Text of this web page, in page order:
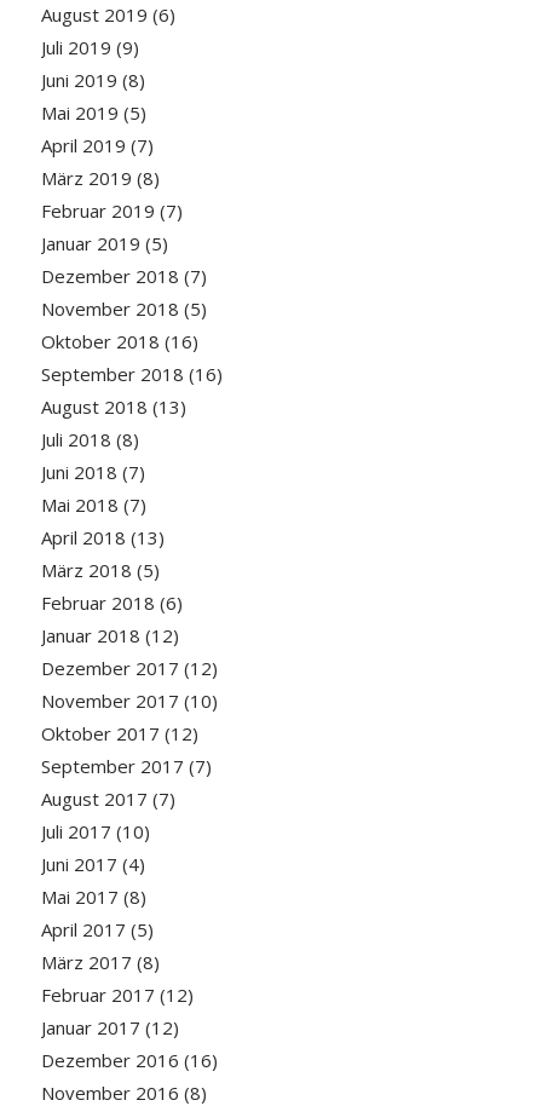
August 2019 (6)
Juli 2019 (9)
Juni 2019 (8)
Mai 2019 (5)
April 2019 (7)
März 2019 (8)
Februar 2019 (7)
Januar 2019 (5)
Dezember 2018 (7)
November 2018 (5)
Oktober 2018 (16)
September 2018 (16)
August 2018 (13)
Juli 2018 (8)
Juni 2018 (7)
Mai 2018 (7)
April 2018 (13)
März 2018 (5)
Februar 2018 (6)
Januar 2018 (12)
Dezember 2017 (12)
November 2017 (10)
Oktober 2017 (12)
September 2017 (7)
August 2017 (7)
Juli 2017 (10)
Juni 2017 (4)
Mai 2017 (8)
April 2017 (5)
März 2017 (8)
Februar 2017 (12)
Januar 2017 (12)
Dezember 2016 (16)
November 2016 (8)